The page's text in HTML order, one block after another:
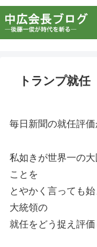
トランプ就任
毎日新聞の就任評価
私如きが世界一の
ことを
とやかく言っても
大統領の
就任をどう捉え評